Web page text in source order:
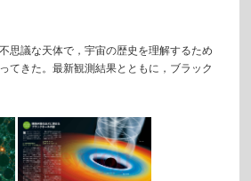
思議な天体で，宇宙の歴史を理解するため
てきた。最新観測結果とともに，ブラック